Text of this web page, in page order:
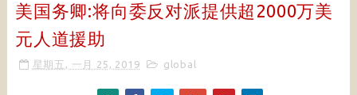
美国务卿:将向委反对派提供超2000万美
元人道援助
星期五, 一月 25, 2019 global